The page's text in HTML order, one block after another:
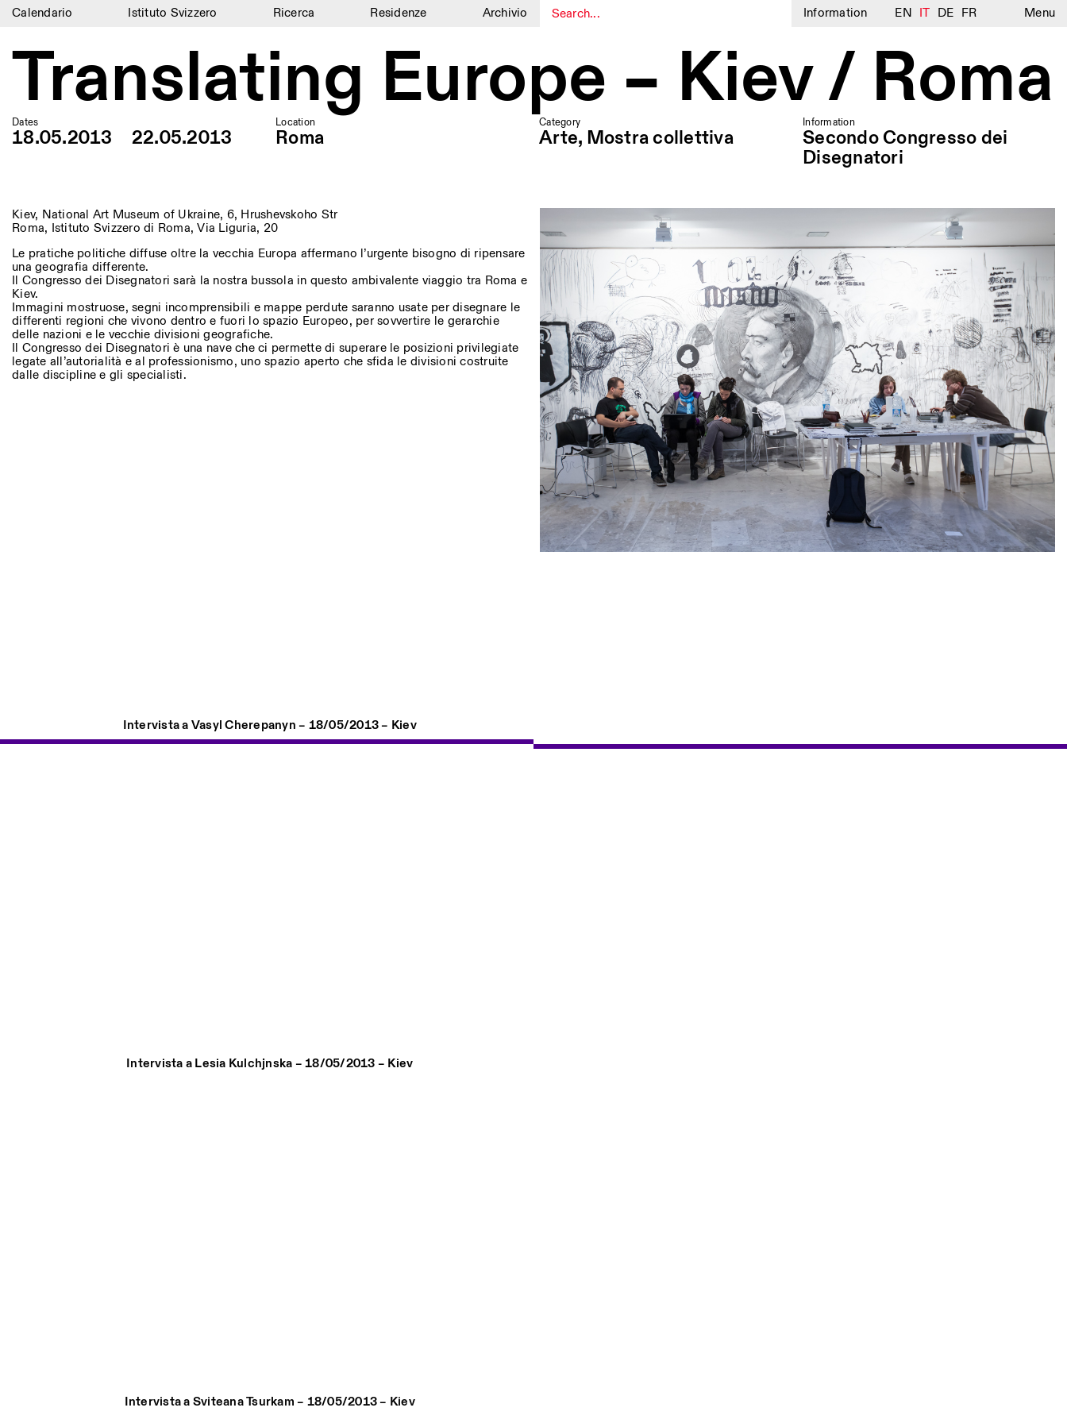
Calendario Istituto Svizzero Ricerca Residenze Archivio Information EN IT DE FR Menu
Calendario
Istituto Svizzero
Ricerca
Residenze
Blog
Organizzazione
Biblioteca
Jobs
Altre Attività
Translating Europe – Kiev / Roma
Dates
18.05.2013 22.05.2013
Location
Roma
Category
Arte, Mostra collettiva
Information
Secondo Congresso dei
Disegnatori
Kiev, National Art Museum of Ukraine, 6, Hrushevskoho Str
Roma, Istituto Svizzero di Roma, Via Liguria, 20
Le pratiche politiche diffuse oltre la vecchia Europa affermano l’urgente bisogno di ripensare
una geografia differente.
Il Congresso dei Disegnatori sarà la nostra bussola in questo ambivalente viaggio tra Roma e
Kiev.
Immagini mostruose, segni incomprensibili e mappe perdute saranno usate per disegnare le
differenti regioni che vivono dentro e fuori lo spazio Europeo, per sovvertire le gerarchie
delle nazioni e le vecchie divisioni geografiche.
Il Congresso dei Disegnatori è una nave che ci permette di superare le posizioni privilegiate
legate all’autorialità e al professionismo, uno spazio aperto che sfida le divisioni costruite
dalle discipline e gli specialisti.
Intervista a Vasyl Cherepanyn – 18/05/2013 – Kiev
Intervista a Lesia Kulchjnska – 18/05/2013 – Kiev
Intervista a Sviteana Tsurkam – 18/05/2013 – Kiev